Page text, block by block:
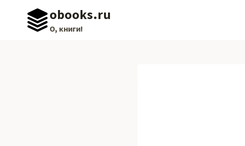
содержимому
obooks.ru
О, книги!